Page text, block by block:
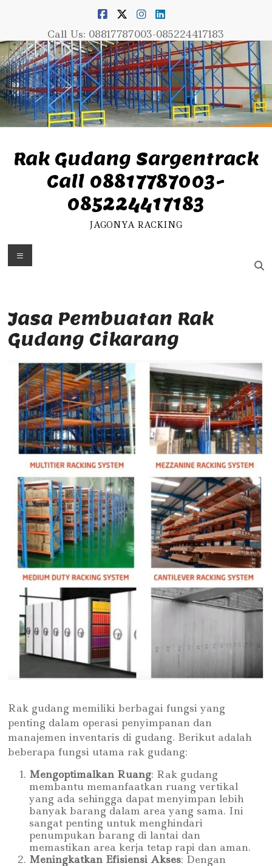
Call Us: 08817787003-085224417183
Rak Gudang Sargentrack
Call 08817787003-
085224417183
JAGONYA RACKING
Menu
Jasa Pembuatan Rak
Gudang Cikarang
Rak gudang memiliki berbagai fungsi yang
penting dalam operasi penyimpanan dan
manajemen inventaris di gudang. Berikut adalah
beberapa fungsi utama rak gudang:
Mengoptimalkan Ruang: Rak gudang
membantu memanfaatkan ruang vertikal
yang ada sehingga dapat menyimpan lebih
banyak barang dalam area yang sama. Ini
sangat penting untuk menghindari
penumpukan barang di lantai dan
memastikan area kerja tetap rapi dan aman.
Meningkatkan Efisiensi Akses: Dengan